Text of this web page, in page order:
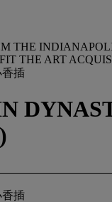
THE
THE ART
插
插